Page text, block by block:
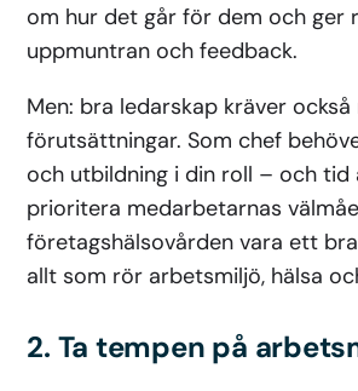
om hur det går för dem och ger
uppmuntran och feedback.
Men: bra ledarskap kräver
förutsättningar. Som chef
och utbildning i din roll – och
prioritera medarbetarnas
företagshälsovården vara ett
allt som rör arbetsmiljö, hälsa
2. Ta tempen på